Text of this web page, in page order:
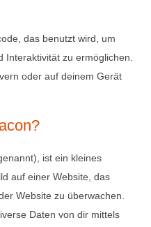
das benutzt wird, um
Interaktivität zu ermöglichen.
oder auf deinem Gerät
ist ein kleines
auf einer Website, das
Website zu überwachen.
Daten von dir mittels